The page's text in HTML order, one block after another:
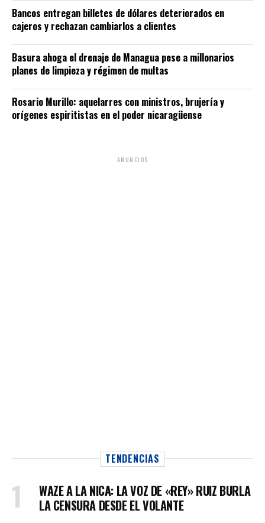
Bancos entregan billetes de dólares deteriorados en
cajeros y rechazan cambiarlos a clientes
Basura ahoga el drenaje de Managua pese a millonarios
planes de limpieza y régimen de multas
Rosario Murillo: aquelarres con ministros, brujería y
orígenes espiritistas en el poder nicaragüense
ANUNCIOS
TENDENCIAS
WAZE A LA NICA: LA VOZ DE «REY» RUIZ BURLA
LA CENSURA DESDE EL VOLANTE